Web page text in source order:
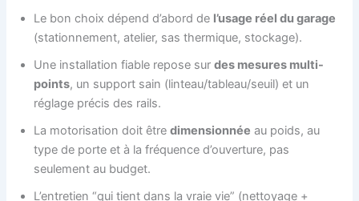
Le bon choix dépend d’abord de l’usage réel du garage
(stationnement, atelier, sas thermique, stockage).
Une installation fiable repose surdes mesures multi-
points, un support sain (linteau/tableau/seuil) et un
réglage précis des rails.
La motorisation doit êtredimensionnée au poids, au
type de porte et à la fréquence d’ouverture, pas
seulement au budget.
L’entretien “qui tient dans la vraie vie” (nettoyage +